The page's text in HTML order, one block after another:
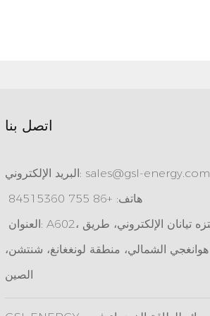
اتصل بنا
البريد الإلكتروني: sales@gsl-energy.com
هاتف: +86 755 84515360
هوانغجي الشمالي، منطقة لونغغانغ، شنتشن،
الصين